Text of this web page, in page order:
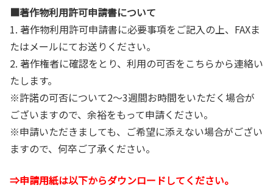
■著作物利用許可申請書について
1. 著作物利用許可申請書に必要事項をご記入の上、FAXま
たはメールにてお送りください。
2. 著作権者に確認をとり、利用の可否をこちらから連絡い
たします。
※許諾の可否について2～3週間お時間をいただく場合が
ございますので、余裕をもって申請ください。
※申請いただきましても、ご希望に添えない場合がござい
ますので、何卒ご了承ください。
⇒申請用紙は以下からダウンロードしてください。